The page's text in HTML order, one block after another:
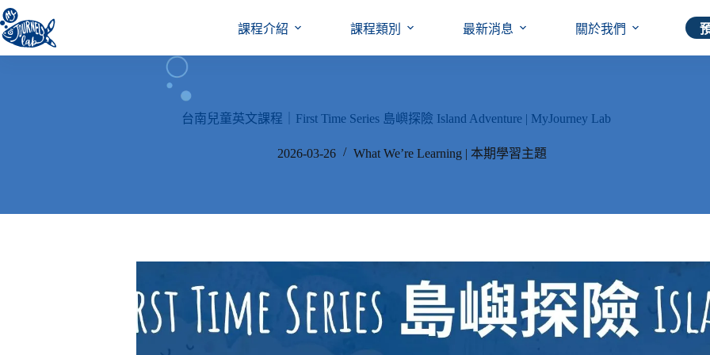
跳
至
主
課程介紹 課程類別 最新消息 關於我們
台南兒童英文課程｜First Time Series 島嶼探險 Island Adventure | MyJourney Lab
2026-03-26 What We’re Learning | 本期學習主題